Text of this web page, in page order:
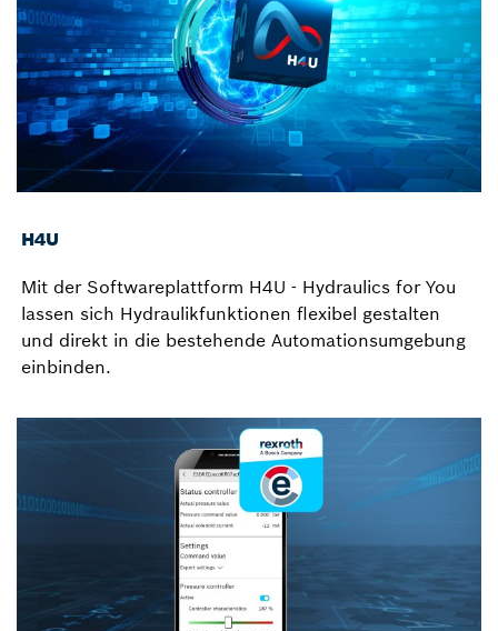
H4U
Mit der Softwareplattform H4U - Hydraulics for You
lassen sich Hydraulikfunktionen flexibel gestalten
und direkt in die bestehende Automationsumgebung
einbinden.